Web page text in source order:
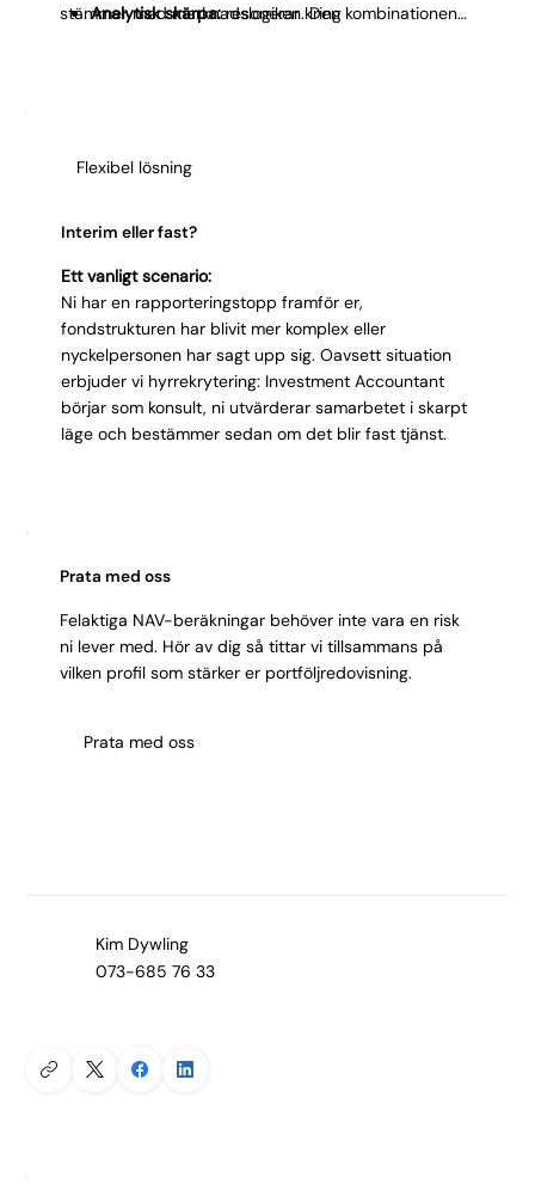
Analytisk skärpa:resonerar kring
med omdöme och diskretion.
stämmer med marknadslogiken. Den kombinationen
Flexibel lösning
Interim eller fast?
Ett vanligt scenario:
Ni har en rapporteringstopp framför er,
fondstrukturen har blivit mer komplex eller
nyckelpersonen har sagt upp sig. Oavsett situation
erbjuder vi hyrrekrytering: Investment Accountant
börjar som konsult, ni utvärderar samarbetet i skarpt
läge och bestämmer sedan om det blir fast tjänst.
Prata med oss
Felaktiga NAV-beräkningar behöver inte vara en risk
ni lever med. Hör av dig så tittar vi tillsammans på
vilken profil som stärker er portföljredovisning.
Prata med oss
Kim Dywling
073-685 76 33